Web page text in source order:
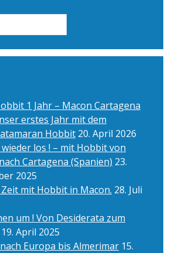
1 Jahr – Macon Cartagena
erstes Jahr mit dem
Hobbit 20. April 2026
los ! – mit Hobbit von
Cartagena (Spanien) 23.
2025
mit Hobbit in Macon. 28. Juli
um ! Von Desiderata zum
19. April 2025
Europa bis Almerimar 15.